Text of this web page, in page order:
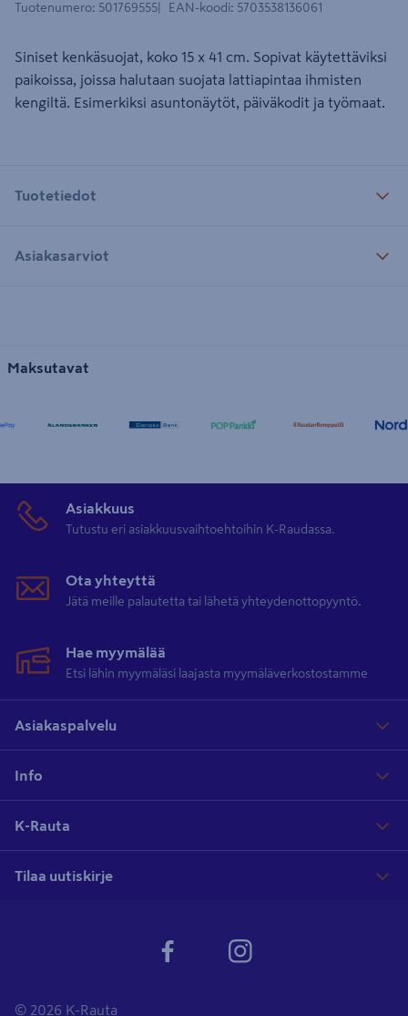
Tuotenumero: 501769555 EAN-koodi: 5703538136061
Siniset kenkäsuojat, koko 15 x 41 cm. Sopivat käytettäviksi
paikoissa, joissa halutaan suojata lattiapintaa ihmisten
kengiltä. Esimerkiksi asuntonäytöt, päiväkodit ja työmaat.
Tuotetiedot
Asiakasarviot
Maksutavat
Asiakkuus
Tutustu eri asiakkuusvaihtoehtoihin K-Raudassa.
Ota yhteyttä
Jätä meille palautetta tai lähetä yhteydenottopyyntö.
Hae myymälää
Etsi lähin myymäläsi laajasta myymäläverkostostamme
Asiakaspalvelu
Info
K-Rauta
Tilaa uutiskirje
© 2026 K-Rauta